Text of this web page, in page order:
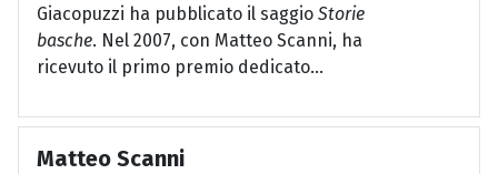
Giacopuzzi ha pubblicato il saggio Storie
basche. Nel 2007, con Matteo Scanni, ha
ricevuto il primo premio dedicato...
Matteo Scanni